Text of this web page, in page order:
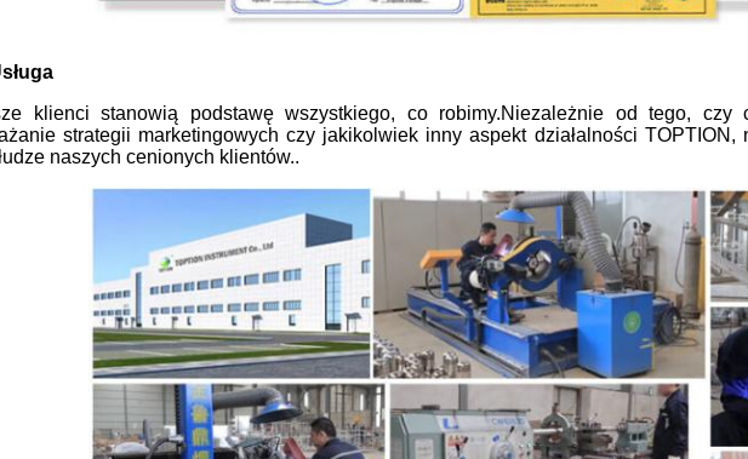
klienci stanowią podstawę wszystkiego, co robimy.Niezależnie od tego, czy
strategii marketingowych czy jakikolwiek inny aspekt działalności
naszych cenionych klientów..